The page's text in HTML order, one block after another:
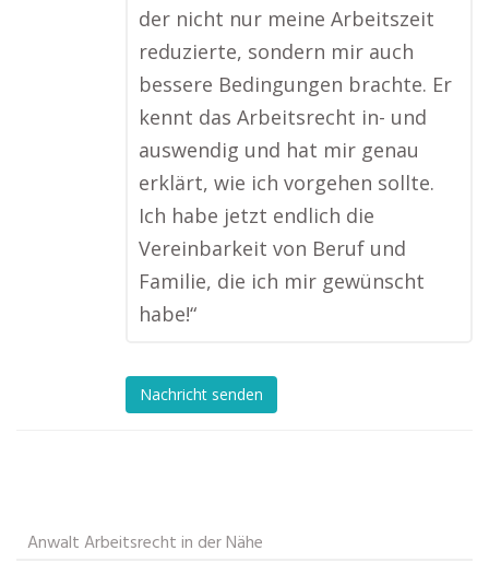
der nicht nur meine Arbeitszeit
reduzierte, sondern mir auch
bessere Bedingungen brachte. Er
kennt das Arbeitsrecht in- und
auswendig und hat mir genau
erklärt, wie ich vorgehen sollte.
Ich habe jetzt endlich die
Vereinbarkeit von Beruf und
Familie, die ich mir gewünscht
habe!“
Nachricht senden
Anwalt Arbeitsrecht in der Nähe